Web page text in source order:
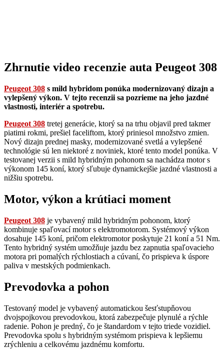
Zhrnutie video recenzie auta Peugeot 308
Peugeot 308 s mild hybridom ponúka modernizovaný dizajn a
vylepšený výkon. V tejto recenzii sa pozrieme na jeho jazdné
vlastnosti, interiér a spotrebu.
Peugeot 308 tretej generácie, ktorý sa na trhu objavil pred takmer
piatimi rokmi, prešiel faceliftom, ktorý priniesol množstvo zmien.
Nový dizajn prednej masky, modernizované svetlá a vylepšené
technológie sú len niektoré z noviniek, ktoré tento model ponúka. V
testovanej verzii s mild hybridným pohonom sa nachádza motor s
výkonom 145 koní, ktorý sľubuje dynamickejšie jazdné vlastnosti a
nižšiu spotrebu.
Motor, výkon a krútiaci moment
Peugeot 308 je vybavený mild hybridným pohonom, ktorý
kombinuje spaľovací motor s elektromotorom. Systémový výkon
dosahuje 145 koní, pričom elektromotor poskytuje 21 koní a 51 Nm.
Tento hybridný systém umožňuje jazdu bez zapnutia spaľovacieho
motora pri pomalých rýchlostiach a cúvaní, čo prispieva k úspore
paliva v mestských podmienkach.
Prevodovka a pohon
Testovaný model je vybavený automatickou šesťstupňovou
dvojspojkovou prevodovkou, ktorá zabezpečuje plynulé a rýchle
radenie. Pohon je predný, čo je štandardom v tejto triede vozidiel.
Prevodovka spolu s hybridným systémom prispieva k lepšiemu
zrýchleniu a celkovému jazdnému komfortu.